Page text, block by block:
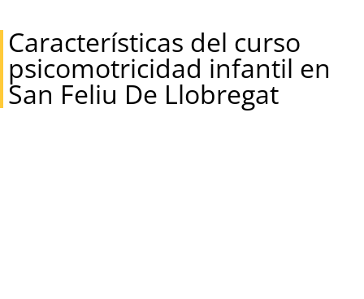
Características del curso
psicomotricidad infantil en
San Feliu De Llobregat